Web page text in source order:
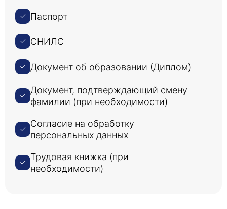
Паспорт
СНИЛС
Документ об образовании (Диплом)
Документ, подтверждающий смену
фамилии (при необходимости)
Согласие на обработку
персональных данных
Трудовая книжка (при
необходимости)